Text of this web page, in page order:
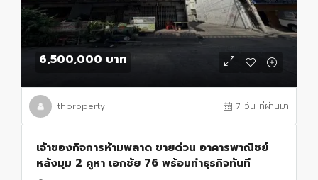
6,500,000 บาท
thproperty 7 วัน ที่ผ่านมา
เจ้าของกิจการห้ามพลาด ขายด่วน อาคารพาณิชย์
หลังมุม 2 คูหา เอกชัย 76 พร้อมทำธุรกิจทันที